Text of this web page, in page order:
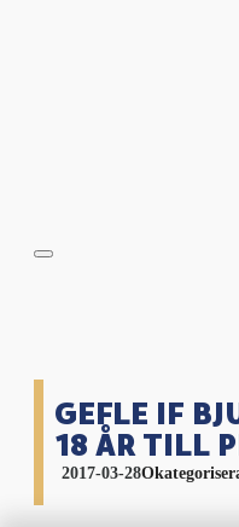
GEFLE IF
18 ÅR TILL
2017-03-28